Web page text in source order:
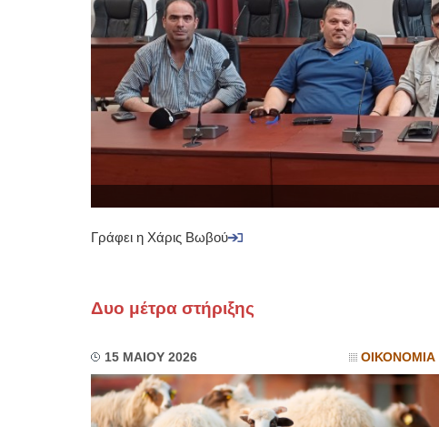
Γράφει η Χάρις Βωβού
Δυο μέτρα στήριξης
15 ΜΑΙΟΥ 2026 ΟΙΚΟΝΟΜΙΑ